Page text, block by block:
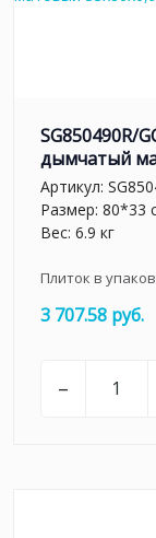
SG850490R/
дымчатый
Артикул:
Размер: 80*33
Вес: 6.9 кг
Плиток в
3 707.58 руб.
–